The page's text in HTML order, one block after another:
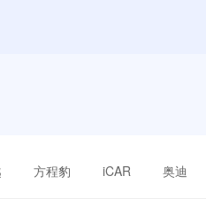
方程豹 iCAR 奥迪